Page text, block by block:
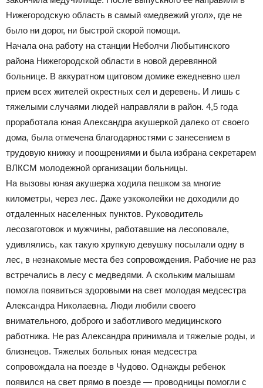
Нижегородскую область в самый «медвежий угол», где не
было ни дорог, ни быстрой скорой помощи.
Начала она работу на станции Неболчи Любытинского
района Нижегородской области в новой деревянной
больнице. В аккуратном щитовом домике ежедневно шел
прием всех жителей окрестных сел и деревень. И лишь с
тяжелыми случаями людей направляли в район. 4,5 года
проработала юная Александра акушеркой далеко от своего
дома, была отмечена благодарностями с занесением в
трудовую книжку и поощрениями и была избрана секретарем
ВЛКСМ молодежной организации больницы.
На вызовы юная акушерка ходила пешком за многие
километры, через лес. Даже узкоколейки не доходили до
отдаленных населенных пунктов. Руководитель
лесозаготовок и мужчины, работавшие на лесоповале,
удивлялись, как такую хрупкую девушку посылали одну в
лес, в незнакомые места без сопровождения. Рабочие не раз
встречались в лесу с медведями. А скольким малышам
помогла появиться здоровыми на свет молодая медсестра
Александра Николаевна. Люди любили своего
внимательного, доброго и заботливого медицинского
работника. Не раз Александра принимала и тяжелые роды, и
близнецов. Тяжелых больных юная медсестра
сопровождала на поезде в Чудово. Однажды ребенок
появился на свет прямо в поезде — проводницы помогли с